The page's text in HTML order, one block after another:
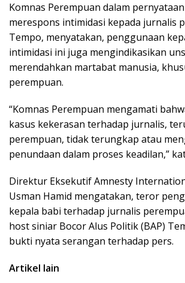
Komnas Perempuan dalam
merespons intimidasi kepada jurnalis
Tempo, menyatakan, penggunaan
intimidasi ini juga mengindikasikan
merendahkan martabat manusia,
perempuan.
“Komnas Perempuan mengamati
kasus kekerasan terhadap jurnalis,
perempuan, tidak terungkap atau
penundaan dalam proses keadilan,”
Direktur Eksekutif Amnesty
Usman Hamid mengatakan, teror
kepala babi terhadap jurnalis
host siniar Bocor Alus Politik (BAP)
bukti nyata serangan terhadap pers.
Artikel lain